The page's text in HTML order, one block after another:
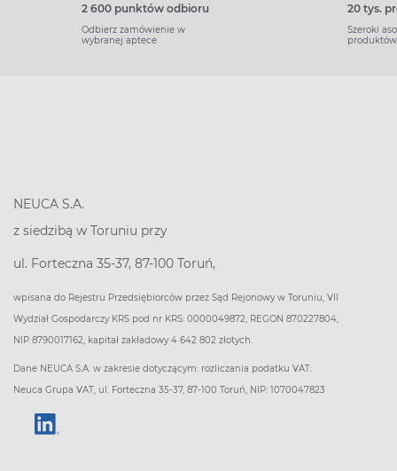
2 600 punktów odbioru
Odbierz zamówienie w
wybranej aptece
20 tys.
Szeroki
produktów
NEUCA S.A.
z siedzibą w Toruniu przy
ul. Forteczna 35-37, 87-100 Toruń,
wpisana do Rejestru Przedsiębiorców przez Sąd Rejonowy w Toruniu, VII
Wydział Gospodarczy KRS pod nr KRS: 0000049872, REGON 870227804,
NIP 8790017162, kapitał zakładowy 4 642 802 złotych.
Dane NEUCA S.A. w zakresie dotyczącym: rozliczania podatku VAT:
Neuca Grupa VAT, ul. Forteczna 35-37, 87-100 Toruń, NIP: 1070047823